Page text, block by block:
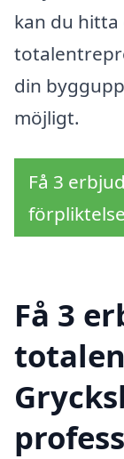
kan du
din
möjligt.
Få 3
Få 3